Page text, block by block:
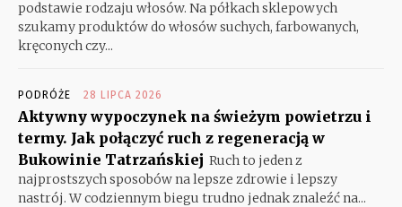
podstawie rodzaju włosów. Na półkach sklepowych
szukamy produktów do włosów suchych, farbowanych,
kręconych czy...
PODRÓŻE 28 LIPCA 2026
Aktywny wypoczynek na świeżym powietrzu i
termy. Jak połączyć ruch z regeneracją w
Bukowinie Tatrzańskiej Ruch to jeden z
najprostszych sposobów na lepsze zdrowie i lepszy
nastrój. W codziennym biegu trudno jednak znaleźć na...